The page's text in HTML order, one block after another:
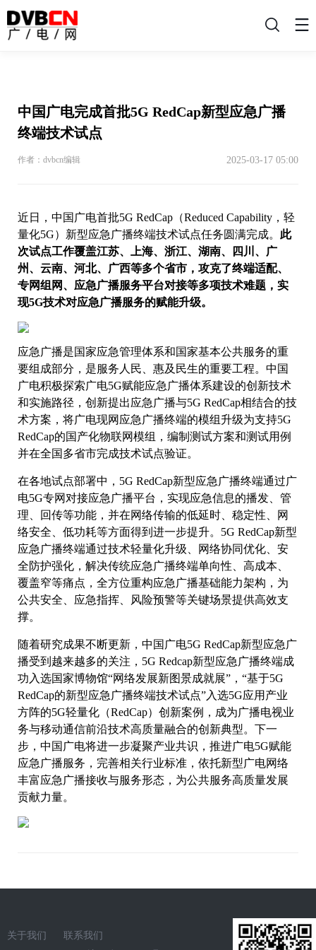
搜
中国广电完成首批5G RedCap新型应急广播
终端技术试点
作者：dvbcn编辑 2025-03-17 05:00
近日，中国广电首批5G RedCap（Reduced Capability，轻
量化5G）新型应急广播终端技术试点任务圆满完成。 此
次试点工作覆盖江苏、上海、浙江、湖南、四川、广
州、云南、河北、广西等多个省市，攻克了终端适配、
专网组网、应急广播服务平台对接等多项技术难题，实
现5G技术对应急广播服务的赋能升级。
应急广播是国家应急管理体系和国家基本公共服务的重
要组成部分，是服务人民、惠及民生的重要工程。中国
广电积极探索广电5G赋能应急广播体系建设的创新技术
和实施路径，创新提出应急广播与5G RedCap相结合的技
术方案，将广电现网应急广播终端的模组升级为支持5G
RedCap的国产化物联网模组，编制测试方案和测试用例
并在全国多省市完成技术试点验证。
在各地试点部署中，5G RedCap新型应急广播终端通过广
电5G专网对接应急广播平台，实现应急信息的播发、管
理、回传等功能，并在网络传输的低延时、稳定性、网
络安全、低功耗等方面得到进一步提升。5G RedCap新型
应急广播终端通过技术轻量化升级、网络协同优化、安
全防护强化，解决传统应急广播终端单向性、高成本、
覆盖窄等痛点，全方位重构应急广播基础能力架构，为
公共安全、应急指挥、风险预警等关键场景提供高效支
撑。
随着研究成果不断更新，中国广电5G RedCap新型应急广
播受到越来越多的关注，5G Redcap新型应急广播终端成
功入选国家博物馆“网络发展新图景成就展”，“基于5G
RedCap的新型应急广播终端技术试点”入选5G应用产业
方阵的5G轻量化（RedCap）创新案例，成为广播电视业
务与移动通信前沿技术高质量融合的创新典型。下一
步，中国广电将进一步凝聚产业共识，推进广电5G赋能
应急广播服务，完善相关行业标准，依托新型广电网络
丰富应急广播接收与服务形态，为公共服务高质量发展
贡献力量。
关于我们 联系我们